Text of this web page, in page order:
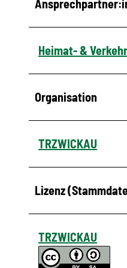
Heimat- &
Organisation
TRZWICKAU
Lizenz
TRZWICKAU